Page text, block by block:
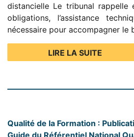
distancielle Le tribunal rappelle
obligations, l’assistance
nécessaire pour accompagner le
LIRE LA SUITE
Qualité de la Formation :
Guide du Référentiel National